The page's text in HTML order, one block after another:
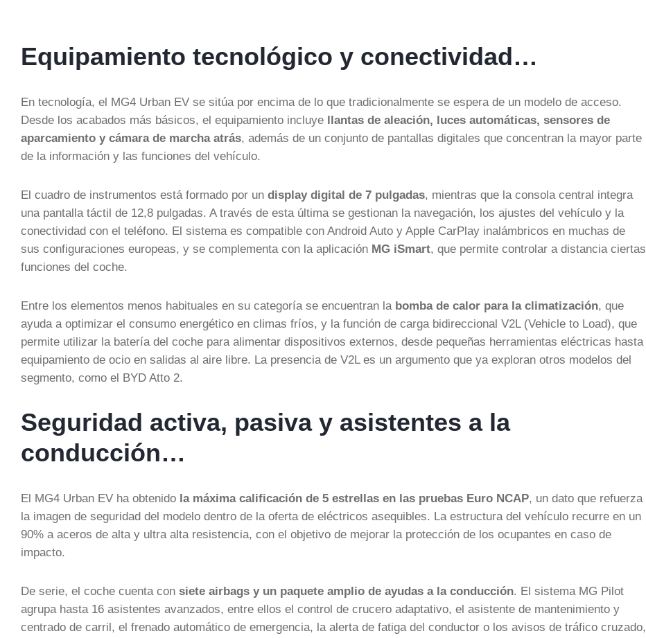
Equipamiento tecnológico y conectividad…
En tecnología, el MG4 Urban EV se sitúa por encima de lo que tradicionalmente se espera de un modelo de acceso.
Desde los acabados más básicos, el equipamiento incluye llantas de aleación, luces automáticas, sensores de
aparcamiento y cámara de marcha atrás, además de un conjunto de pantallas digitales que concentran la mayor parte
de la información y las funciones del vehículo.
El cuadro de instrumentos está formado por un display digital de 7 pulgadas, mientras que la consola central integra
una pantalla táctil de 12,8 pulgadas. A través de esta última se gestionan la navegación, los ajustes del vehículo y la
conectividad con el teléfono. El sistema es compatible con Android Auto y Apple CarPlay inalámbricos en muchas de
sus configuraciones europeas, y se complementa con la aplicación MG iSmart, que permite controlar a distancia ciertas
funciones del coche.
Entre los elementos menos habituales en su categoría se encuentran la bomba de calor para la climatización, que
ayuda a optimizar el consumo energético en climas fríos, y la función de carga bidireccional V2L (Vehicle to Load), que
permite utilizar la batería del coche para alimentar dispositivos externos, desde pequeñas herramientas eléctricas hasta
equipamiento de ocio en salidas al aire libre. La presencia de V2L es un argumento que ya exploran otros modelos del
segmento, como el BYD Atto 2.
Seguridad activa, pasiva y asistentes a la
conducción…
El MG4 Urban EV ha obtenido la máxima calificación de 5 estrellas en las pruebas Euro NCAP, un dato que refuerza
la imagen de seguridad del modelo dentro de la oferta de eléctricos asequibles. La estructura del vehículo recurre en un
90% a aceros de alta y ultra alta resistencia, con el objetivo de mejorar la protección de los ocupantes en caso de
impacto.
De serie, el coche cuenta con siete airbags y un paquete amplio de ayudas a la conducción. El sistema MG Pilot
agrupa hasta 16 asistentes avanzados, entre ellos el control de crucero adaptativo, el asistente de mantenimiento y
centrado de carril, el frenado automático de emergencia, la alerta de fatiga del conductor o los avisos de tráfico cruzado,